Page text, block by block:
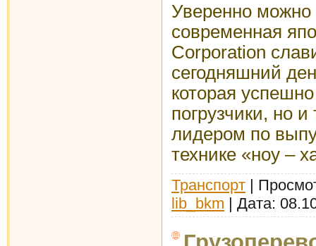
Уверенно можно
современная
Corporation
сегодняшний
которая
погрузчики, но
лидером по
технике «ноу –
Транспорт |
lib_bkm | Дата: